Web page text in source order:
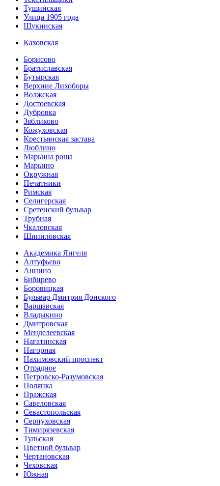
Тушинская
Улица 1905 года
Щукинская
Каховская
Борисово
Братиславская
Бутырская
Верхние Лихоборы
Волжская
Достоевская
Дубровка
Зябликово
Кожуховская
Крестьянская застава
Люблино
Марьина роща
Марьино
Окружная
Печатники
Римская
Селигерская
Сретенский бульвар
Трубная
Чкаловская
Шипиловская
Академика Янгеля
Алтуфьево
Аннино
Бибирево
Боровицкая
Бульвар Дмитрия Донского
Варшавская
Владыкино
Дмитровская
Менделеевская
Нагатинская
Нагорная
Нахимовский проспект
Отрадное
Петровско-Разумовская
Полянка
Пражская
Савеловская
Севасто­польская
Серпуховская
Тимирязевская
Тульская
Цветной бульвар
Чертановская
Чеховская
Южная